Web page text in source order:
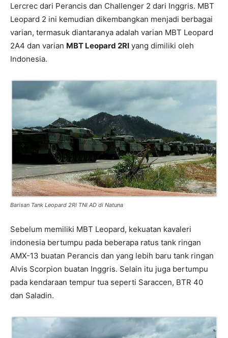
Lercrec dari Perancis dan Challenger 2 dari Inggris. MBT
Leopard 2 ini kemudian dikembangkan menjadi berbagai
varian, termasuk diantaranya adalah varian MBT Leopard
2A4 dan varian MBT Leopard 2RI yang dimiliki oleh
Indonesia.
Barisan Tank Leopard 2RI TNI AD di Natuna
Sebelum memiliki MBT Leopard, kekuatan kavaleri
indonesia bertumpu pada beberapa ratus tank ringan
AMX-13 buatan Perancis dan yang lebih baru tank ringan
Alvis Scorpion buatan Inggris. Selain itu juga bertumpu
pada kendaraan tempur tua seperti Saraccen, BTR 40
dan Saladin.